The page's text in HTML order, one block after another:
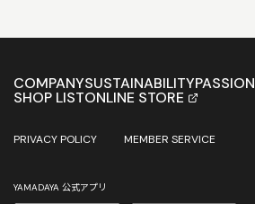
COMPANYSUSTAINABILITYPASSION
SHOP LISTONLINE STORE
PRIVACY POLICY MEMBER SERVICE
YAMADAYA 公式アプリ